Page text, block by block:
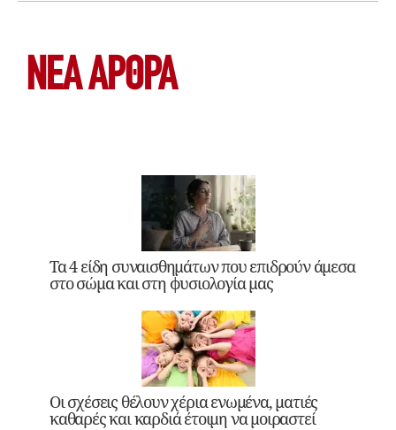
ΝΕΑ ΆΡΘΡΑ
Τα 4 είδη συναισθημάτων που επιδρούν άμεσα
στο σώμα και στη φυσιολογία μας
Οι σχέσεις θέλουν χέρια ενωμένα, ματιές
καθαρές και καρδιά έτοιμη να μοιραστεί